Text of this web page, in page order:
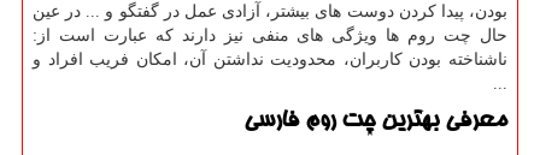
بودن، پیدا کردن دوست های بیشتر، آزادی عمل در گفتگو و ... در عین
حال چت روم ها ویژگی های منفی نیز دارند که عبارت است از:
ناشناخته بودن کاربران، محدودیت نداشتن آن، امکان فریب افراد و
معرفی بهترین چت روم فارسی